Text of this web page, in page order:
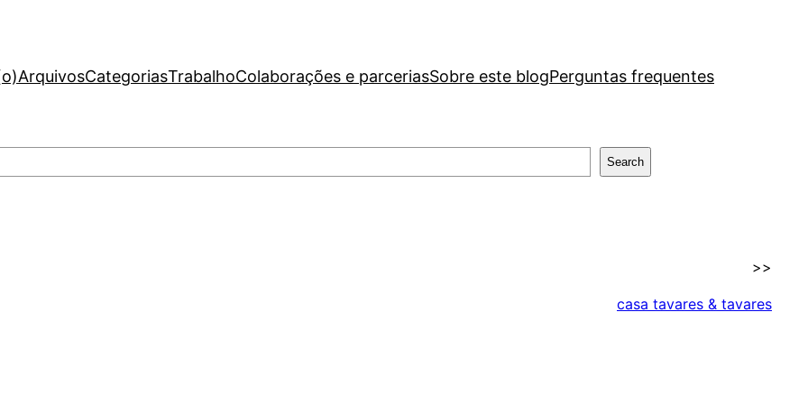
ArquivosCategoriasTrabalhoColaborações e parceriasSobre este blogPerguntas frequentes
Search
>>
casa tavares & tavares